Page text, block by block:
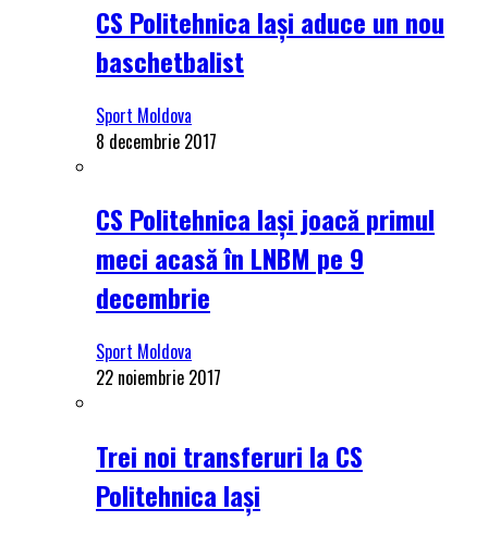
CS Politehnica Iași aduce un nou
baschetbalist
Sport Moldova
8 decembrie 2017
CS Politehnica Iași joacă primul
meci acasă în LNBM pe 9
decembrie
Sport Moldova
22 noiembrie 2017
Trei noi transferuri la CS
Politehnica Iași